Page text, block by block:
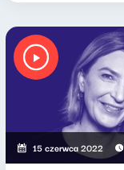
Klaudiusz Slezak
15 czerwca 2022